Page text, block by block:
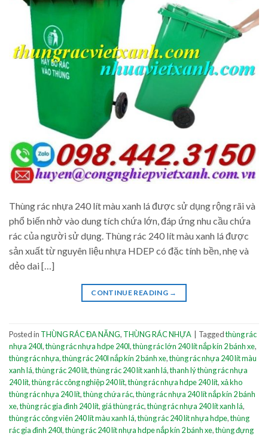
Thùng rác nhựa 240 lít màu xanh lá được sử dụng rộng rãi và
phổ biến nhờ vào dung tích chứa lớn, đáp ứng nhu cầu chứa
rác của người sử dụng. Thùng rác 240 lít màu xanh lá được
sản xuất từ nguyên liệu nhựa HDEP có đặc tính bền, nhẹ và
dẻo dai […]
CONTINUE READING →
Posted in THÙNG RÁC ĐA NĂNG, THÙNG RÁC NHỰA Taggedthùng rác
nhựa 240l,thùng rác nhựa hdpe 240l,thùng rác lớn 240 lít nắp kín 2 bánh xe,
thùng rác nhựa,thùng rác 240l nắp kín 2 bánh xe,thùng rác nhựa 240 lít màu
xanh lá,thùng rác 240 lít,thùng rác 240 lít xanh lá,thanh lý thùng rác nhựa
240 lít,thùng rác công nghiệp 240 lít,thùng rác nhựa hdpe 240 lít,xả kho
thùng rác nhựa 240 lít,thùng chứa rác,thùng rác nhựa 240 lít nắp kín 2 bánh
xe,thùng rác gia đình 240 lít, giá thùng rác,thùng rác nhựa 240 lít xanh lá,
thùng rác công viên 240 lít màu xanh lá,thùng rác 240 lít nhựa hdpe,thùng
rác gia đình 240l,thùng rác 240 lít nhựa hdpe nắp kín 2 bánh xe,thùng đựng